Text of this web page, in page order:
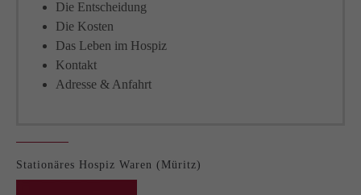
Die Entscheidung
Die Kosten
Das Leben im Hospiz
Kontakt
Adresse & Anfahrt
Stationäres Hospiz Waren (Müritz)